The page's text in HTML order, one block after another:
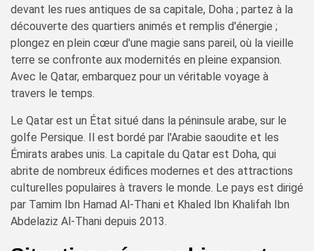
devant les rues antiques de sa capitale, Doha ; partez à la
découverte des quartiers animés et remplis d'énergie ;
plongez en plein cœur d'une magie sans pareil, où la vieille
terre se confronte aux modernités en pleine expansion.
Avec le Qatar, embarquez pour un véritable voyage à
travers le temps.
Le Qatar est un État situé dans la péninsule arabe, sur le
golfe Persique. Il est bordé par l'Arabie saoudite et les
Émirats arabes unis. La capitale du Qatar est Doha, qui
abrite de nombreux édifices modernes et des attractions
culturelles populaires à travers le monde. Le pays est dirigé
par Tamim Ibn Hamad Al-Thani et Khaled Ibn Khalifah Ibn
Abdelaziz Al-Thani depuis 2013.